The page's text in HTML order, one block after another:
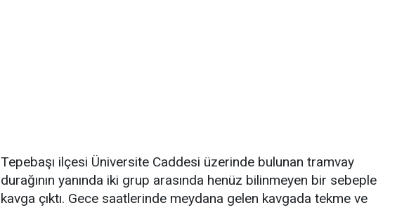
Tepebaşı ilçesi Üniversite Caddesi üzerinde bulunan tramvay
durağının yanında iki grup arasında henüz bilinmeyen bir sebeple
kavga çıktı. Gece saatlerinde meydana gelen kavgada tekme ve